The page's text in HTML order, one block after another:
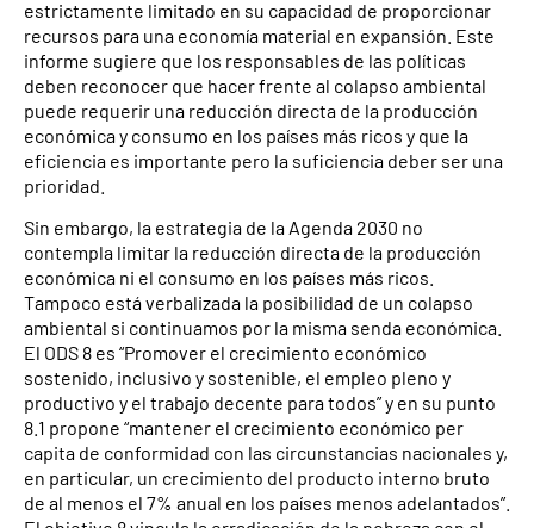
estrictamente limitado en su capacidad de proporcionar
recursos para una economía material en expansión. Este
informe sugiere que los responsables de las políticas
deben reconocer que hacer frente al colapso ambiental
puede requerir una reducción directa de la producción
económica y consumo en los países más ricos y que la
eficiencia es importante pero la suficiencia deber ser una
prioridad.
Sin embargo, la estrategia de la Agenda 2030 no
contempla limitar la reducción directa de la producción
económica ni el consumo en los países más ricos.
Tampoco está verbalizada la posibilidad de un colapso
ambiental si continuamos por la misma senda económica.
El ODS 8 es “Promover el crecimiento económico
sostenido, inclusivo y sostenible, el empleo pleno y
productivo y el trabajo decente para todos” y en su punto
8.1 propone “mantener el crecimiento económico per
capita de conformidad con las circunstancias nacionales y,
en particular, un crecimiento del producto interno bruto
de al menos el 7% anual en los países menos adelantados”.